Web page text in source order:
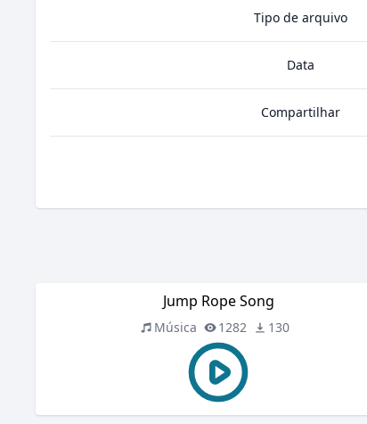
Tipo de arquivo
Data
Compartilhar
Jump Rope Song
Música 1282 130